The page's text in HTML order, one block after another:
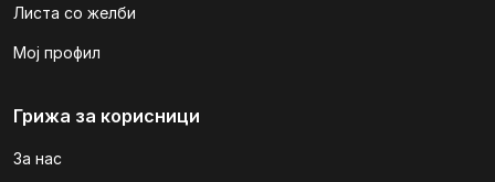
Листа со желби
Мој профил
Грижа за корисници
За нас